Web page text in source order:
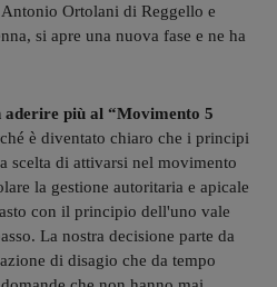
Ortolani di Reggello e
si apre una nuova fase e ne ha
aderire più al “Movimento 5
è diventato chiaro che i principi
scelta di attivarsi nel movimento
la gestione autoritaria e apicale
con il principio dell'uno vale
La nostra decisione parte da
di disagio che da tempo